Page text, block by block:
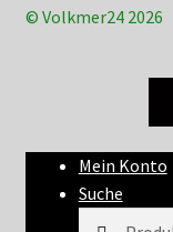
© Volkmer24 2026
Mein Konto
Suche